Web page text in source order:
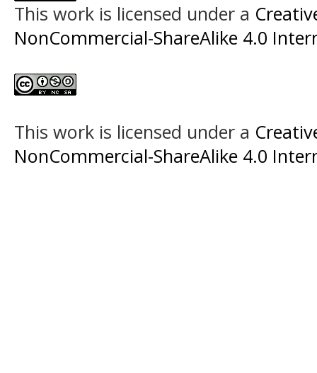
This work is licensed under a
NonCommercial-ShareAlike 4.0
This work is licensed under a
NonCommercial-ShareAlike 4.0